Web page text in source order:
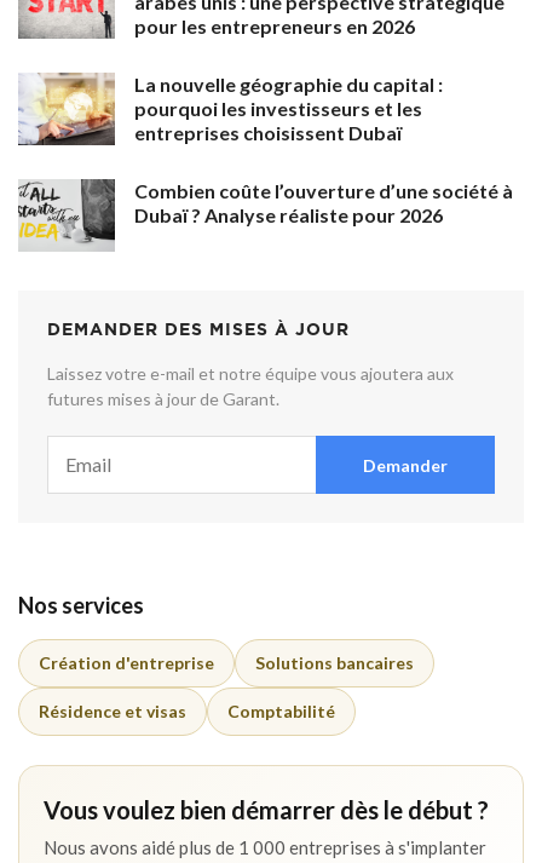
pour les entrepreneurs en 2026
La nouvelle géographie du capital :
pourquoi les investisseurs et les
entreprises choisissent Dubaï
Combien coûte l’ouverture d’une société à
Dubaï ? Analyse réaliste pour 2026
DEMANDER DES MISES À JOUR
Laissez votre e-mail et notre équipe vous ajoutera aux
futures mises à jour de Garant.
Demander
Nos services
Création d'entreprise Solutions bancaires
Résidence et visas Comptabilité
Vous voulez bien démarrer dès le début ?
Nous avons aidé plus de 1 000 entreprises à s'implanter